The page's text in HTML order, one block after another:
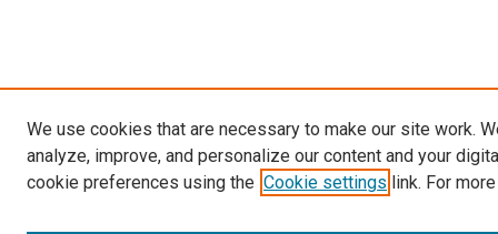
We use cookies that are necessary to make our site work.
analyze, improve, and personalize our content and your
cookie preferences using the Cookie settings link. For